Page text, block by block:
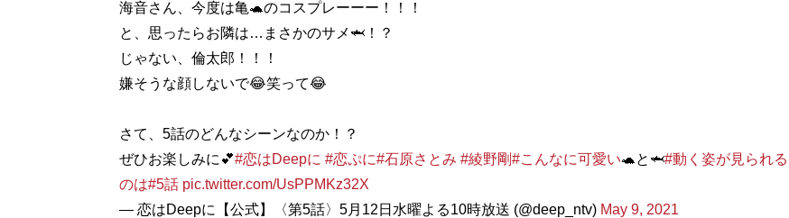
海音さん、今度は亀🐢のコスプレーーー！！！
と、思ったらお隣は…まさかのサメ🦈！？
じゃない、倫太郎！！！
嫌そうな顔しないで😂笑って😂
さて、5話のどんなシーンなのか！？
ぜひお楽しみに💕#恋はDeepに #恋ぷに#石原さとみ #綾野剛#こんなに可愛い🐢と🦈#動く姿が見られる
のは#5話 pic.twitter.com/UsPPMKz32X
— 恋はDeepに【公式】〈第5話〉5月12日水曜よる10時放送 (@deep_ntv) May 9, 2021